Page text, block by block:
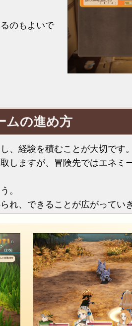
のもよいで
ムの進め方
、経験を積むことが大切です。
しますが、冒険先ではエネミ
。
れ、できることが広がっていき